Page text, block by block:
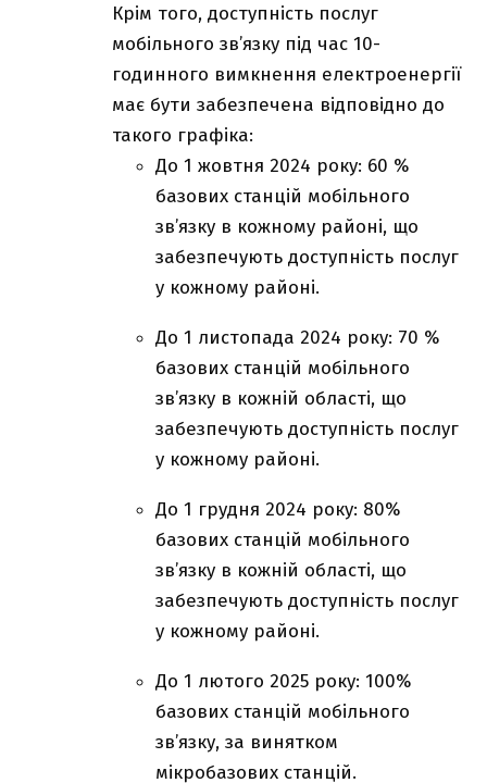
Крім того, доступність послуг
мобільного зв’язку під час 10-
годинного вимкнення електроенергії
має бути забезпечена відповідно до
такого графіка:
До 1 жовтня 2024 року: 60 %
базових станцій мобільного
зв’язку в кожному районі, що
забезпечують доступність послуг
у кожному районі.
До 1 листопада 2024 року: 70 %
базових станцій мобільного
зв’язку в кожній області, що
забезпечують доступність послуг
у кожному районі.
До 1 грудня 2024 року: 80%
базових станцій мобільного
зв’язку в кожній області, що
забезпечують доступність послуг
у кожному районі.
До 1 лютого 2025 року: 100%
базових станцій мобільного
зв’язку, за винятком
мікробазових станцій.